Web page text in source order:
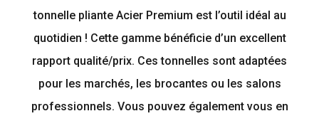
tonnelle pliante Acier Premium est l’outil idéal au
quotidien ! Cette gamme bénéficie d’un excellent
rapport qualité/prix. Ces tonnelles sont adaptées
pour les marchés, les brocantes ou les salons
professionnels. Vous pouvez également vous en